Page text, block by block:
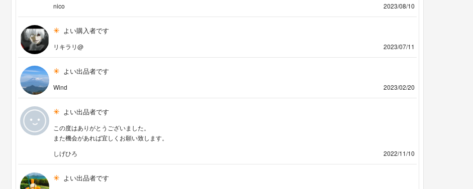
nico
2023/08/10
よい購入者です
リキラリ@ 2023/07/11
よい出品者です
Wind 2023/02/20
よい出品者です
この度はありがとうございました。
また機会があれば宜しくお願い致します。
しげひろ
2022/11/10
よい出品者です